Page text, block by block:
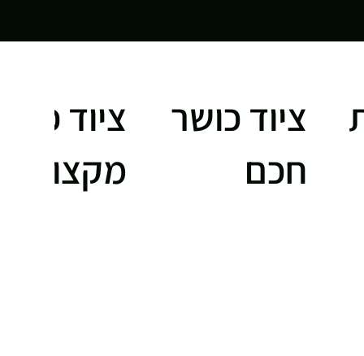
ציוד כושר
חכם
ציוד
מקצועי